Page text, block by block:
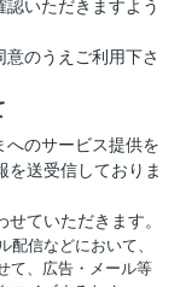
いただきますよう
のうえご利用下さ
へのサービス提供を
を送受信しておりま
ていただきます。
配信などにおいて、
て、広告・メール等